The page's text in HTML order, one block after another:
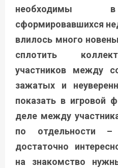
необходимы в
сформировавшихся
влилось много
сплотить
участников между
зажатых и
показать в игровой
деле между
по отдельности
достаточно
на знакомство